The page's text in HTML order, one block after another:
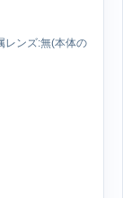
レンズ:無(本体の